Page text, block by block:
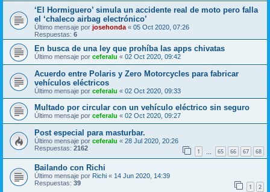
‘El Hormiguero’ simula un accidente real de moto pero falla
el ‘chaleco airbag electrónico’
Último mensaje por josehonda « 05 Oct 2020, 07:26
Respuestas: 6
En busca de una ley que prohíba las apps chivatas
Último mensaje por ceferalu « 02 Oct 2020, 09:42
Acuerdo entre Polaris y Zero Motorcycles para fabricar
vehículos eléctricos
Último mensaje por ceferalu « 02 Oct 2020, 09:33
Multado por circular con un vehículo eléctrico sin seguro
Último mensaje por ceferalu « 02 Oct 2020, 09:27
Post especial para masturbar.
Último mensaje por ceferalu « 28 Jul 2020, 20:26
Respuestas: 2162 1 65 66 67 68
Bailando con Richi
Último mensaje por Richi « 14 Jun 2020, 14:39
Respuestas: 39 1 2